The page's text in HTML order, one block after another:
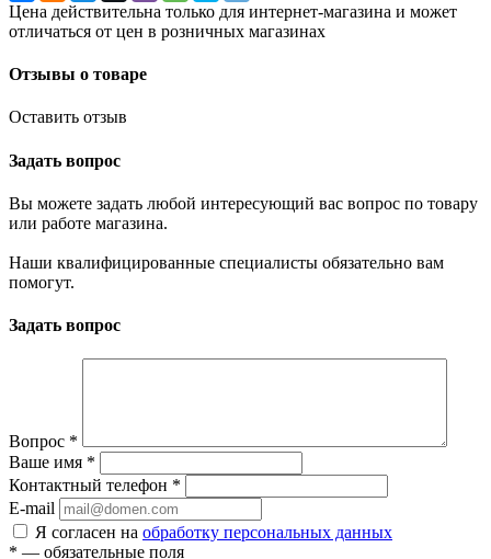
Цена действительна только для интернет-магазина и может
отличаться от цен в розничных магазинах
Отзывы о товаре
Оставить отзыв
Задать вопрос
Вы можете задать любой интересующий вас вопрос по товару
или работе магазина.
Наши квалифицированные специалисты обязательно вам
помогут.
Задать вопрос
Вопрос *
Ваше имя *
Контактный телефон *
E-mail
Я согласен на обработку персональных данных
* — обязательные поля